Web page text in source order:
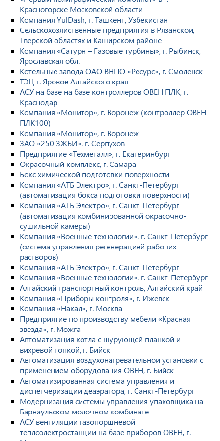
Красногорске Московской области
Компания YulDash, г. Ташкент, Узбекистан
Сельскохозяйственные предприятия в Рязанской,
Тверской областях и Каширском районе
Компания «Сатурн – Газовые турбины», г. Рыбинск,
Ярославская обл.
Котельные завода ОАО ВНПО «Ресурс», г. Смоленск
ТЭЦ г. Яровое Алтайского края
АСУ на базе на базе контроллеров ОВЕН ПЛК, г.
Краснодар
Компания «Монитор», г. Воронеж (контроллер ОВЕН
ПЛК100)
Компания «Монитор», г. Воронеж
ЗАО «250 ЗЖБИ», г. Серпухов
Предприятие «Техметалл», г. Екатеринбург
Окрасочный комплекс, г. Самара
Бокс химической подготовки поверхности
Компания «АТБ Электро», г. Санкт-Петербург
(автоматизация бокса подготовки поверхности)
Компания «АТБ Электро», г. Санкт-Петербург
(автоматизация комбинированной окрасочно-
сушильной камеры)
Компания «Военные технологии», г. Санкт-Петербург
(система управления регенерацией рабочих
растворов)
Компания «АТБ Электро», г. Санкт-Петербург
Компания «Военные технологии», г. Санкт-Петербург
Алтайский транспортный контроль, Алтайский край
Компания «Приборы контроля», г. Ижевск
Компания «Накал», г. Москва
Предприятие по производству мебели «Красная
звезда», г. Можга
Автоматизация котла с шурующей планкой и
вихревой топкой, г. Бийск
Автоматизация воздухонагревательной установки с
применением оборудования ОВЕН, г. Бийск
Автоматизированная система управления и
диспетчеризации деаэратора, г. Санкт-Петербург
Модернизация системы управления упаковщика на
Барнаульском молочном комбинате
АСУ вентиляции газопоршневой
теплоэлектростанции на базе приборов ОВЕН, г.